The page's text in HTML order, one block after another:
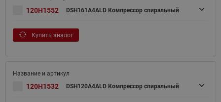
120H1552 DSH161A4ALD Компрессор спиральный
Купить аналог
120H1532 DSH120A4ALD Компрессор спиральный